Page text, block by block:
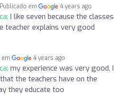
Publicado em 4 years ago
I like seven because the classes
teacher explains very good
em 4 years ago
my experience was very good, I
the teachers have on the
they educate too